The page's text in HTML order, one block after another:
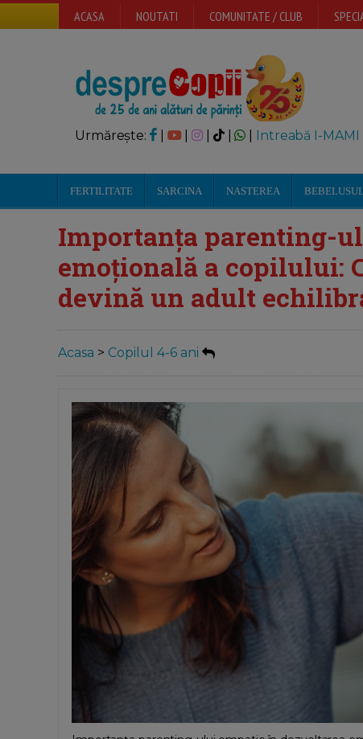
ACASA NOUTATI COMUNITATE / CLUB
Urmărește: | | Intreabă I-MAMI
FERTILITATE SARCINA NASTEREA BEBELUSUL
Importanța parenting-
emoțională a copilului:
devină un adult
Acasa > Copilul 4-6 ani